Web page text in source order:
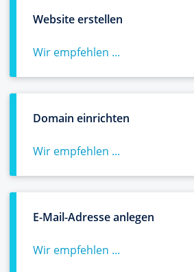
Website erstellen
Wir empfehlen ...
Domain einrichten
Wir empfehlen ...
E-Mail-Adresse anlegen
Wir empfehlen ...